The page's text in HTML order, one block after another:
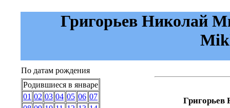
Григорьев Николай
По датам рождения
Родившиеся в январе
01 02 03 04 05 06 07